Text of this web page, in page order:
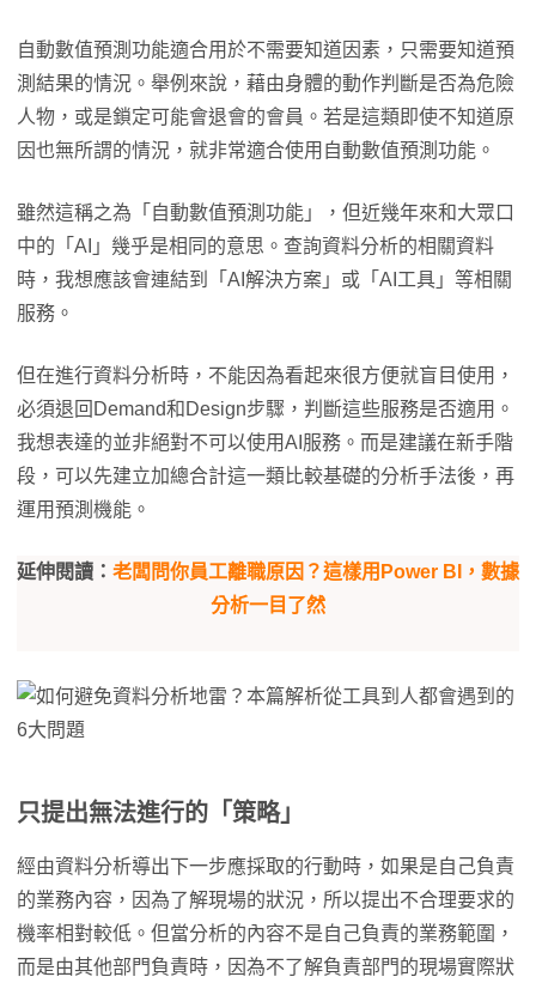
自動數值預測功能適合用於不需要知道因素，只需要知道預
測結果的情況。舉例來說，藉由身體的動作判斷是否為危險
人物，或是鎖定可能會退會的會員。若是這類即使不知道原
因也無所謂的情況，就非常適合使用自動數值預測功能。
雖然這稱之為「自動數值預測功能」，但近幾年來和大眾口
中的「AI」幾乎是相同的意思。查詢資料分析的相關資料
時，我想應該會連結到「AI解決方案」或「AI工具」等相關
服務。
但在進行資料分析時，不能因為看起來很方便就盲目使用，
必須退回Demand和Design步驟，判斷這些服務是否適用。
我想表達的並非絕對不可以使用AI服務。而是建議在新手階
段，可以先建立加總合計這一類比較基礎的分析手法後，再
運用預測機能。
延伸閱讀： 老闆問你員工離職原因？這樣用Power BI，數據
分析一目了然
只提出無法進行的「策略」
經由資料分析導出下一步應採取的行動時，如果是自己負責
的業務內容，因為了解現場的狀況，所以提出不合理要求的
機率相對較低。但當分析的內容不是自己負責的業務範圍，
而是由其他部門負責時，因為不了解負責部門的現場實際狀